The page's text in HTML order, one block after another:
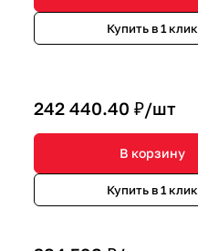
Купить в 1 клик
242 440.40 ₽/шт
В корзину
Купить в 1 клик